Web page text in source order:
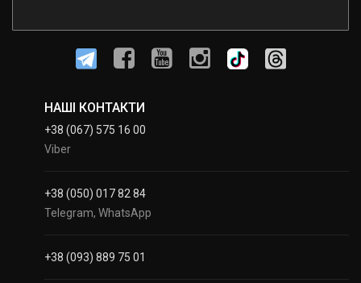
НАШІ КОНТАКТИ
+38 (067) 575 16 00
Viber
+38 (050) 017 82 84
Telegram, WhatsApp
+38 (093) 889 75 01